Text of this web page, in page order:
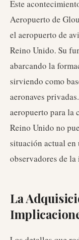
Este
Aeropuerto de
el aeropuerto de
Reino Unido. Su
abarcando la
sirviendo como
aeronaves
aeropuerto para la
Reino Unido no
situación actual en
observadores de
La